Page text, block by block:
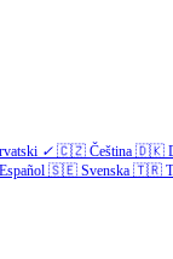
✓ 🇨🇿 Čeština 🇩🇰
Español 🇸🇪 Svenska 🇹🇷